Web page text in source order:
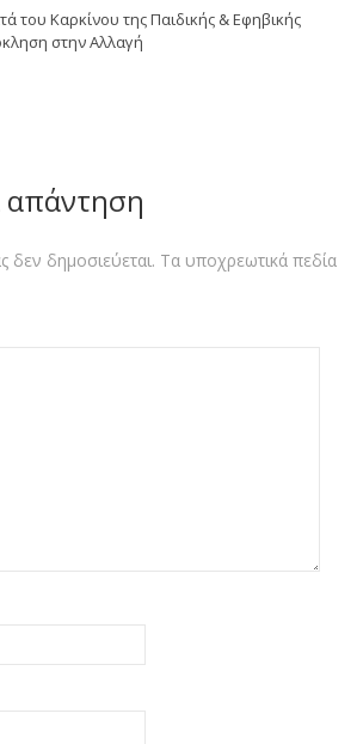
του Καρκίνου της Παιδικής & Εφηβικής
στην Αλλαγή
απάντηση
δεν δημοσιεύεται. Τα υποχρεωτικά πεδία